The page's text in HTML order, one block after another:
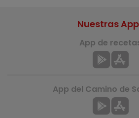
Nuestras
App de
App del Camino de